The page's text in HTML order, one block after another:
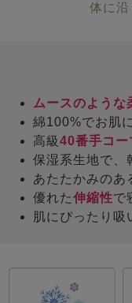
体に
ムースのような
綿100%でお肌
高級40番手コー
保湿系生地で、
あたたかみのあ
優れた伸縮性で
肌にぴったり吸